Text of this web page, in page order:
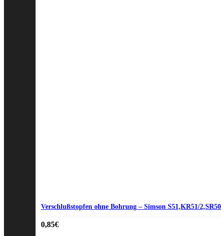
Verschlußstopfen ohne Bohrung – Simson S51,KR51/2,SR50
0,85€